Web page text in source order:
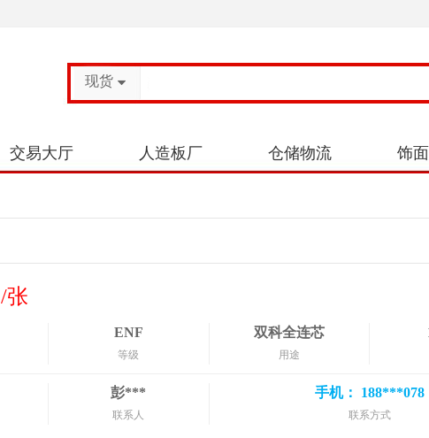
现货
交易大厅 人造板厂 仓储物流 饰
/张
ENF
等级
双科全连芯
用途
彭***
联系人
手机： 188***078
联系方式